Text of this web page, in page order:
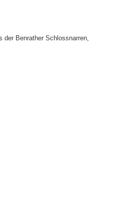
der Benrather Schlossnarren,